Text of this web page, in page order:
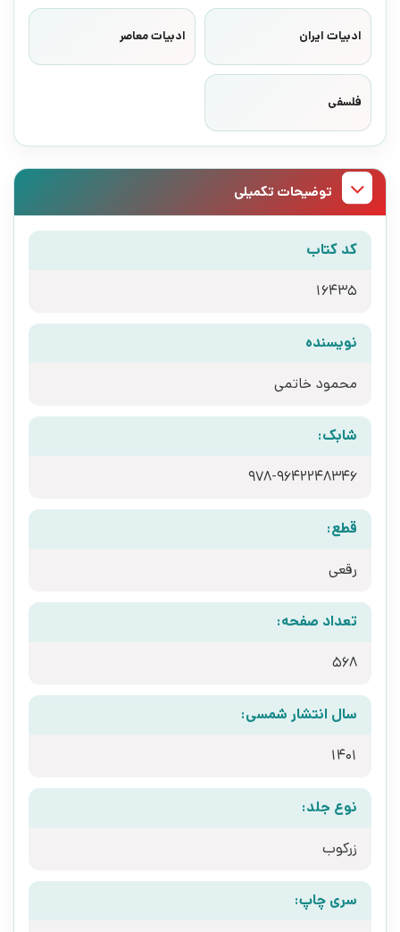
ادبیات ایران ادبیات معاصر
فلسفی
توضیحات تکمیلی
کد کتاب
16435
نویسنده
محمود خاتمی
شابک:
978-9642248346
قطع:
رقعی
تعداد صفحه:
568
سال انتشار شمسی:
1401
نوع جلد:
زرکوب
سری چاپ: